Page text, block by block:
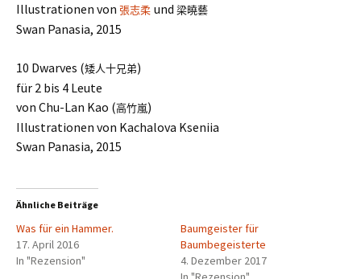
Illustrationen von 張志柔 und 梁曉藝
Swan Panasia, 2015
10 Dwarves (矮人十兄弟)
für 2 bis 4 Leute
von Chu-Lan Kao (高竹嵐)
Illustrationen von Kachalova Kseniia
Swan Panasia, 2015
Ähnliche Beiträge
Was für ein Hammer.
17. April 2016
In "Rezension"
Baumgeister für
Baumbegeisterte
4. Dezember 2017